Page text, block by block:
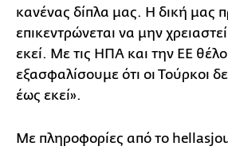
κανένας δίπλα μας. Η δική μας
επικεντρώνεται να μην
εκεί. Με τις ΗΠΑ και την ΕΕ
εξασφαλίσουμε ότι οι Τούρκοι
έως εκεί».
Με πληροφορίες από το